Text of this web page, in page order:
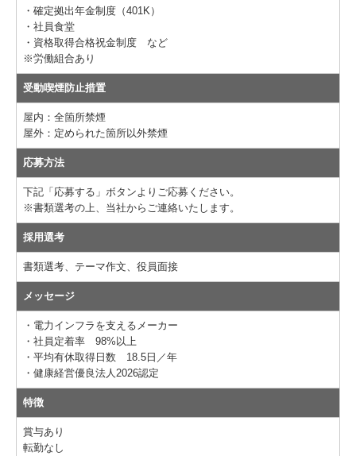
・確定拠出年金制度（401K）
・社員食堂
・資格取得合格祝金制度 など
※労働組合あり
受動喫煙防止措置
屋内：全箇所禁煙
屋外：定められた箇所以外禁煙
応募方法
下記「応募する」ボタンよりご応募ください。
※書類選考の上、当社からご連絡いたします。
採用選考
書類選考、テーマ作文、役員面接
メッセージ
・電力インフラを支えるメーカー
・社員定着率 98%以上
・平均有休取得日数 18.5日／年
・健康経営優良法人2026認定
特徴
賞与あり
転勤なし